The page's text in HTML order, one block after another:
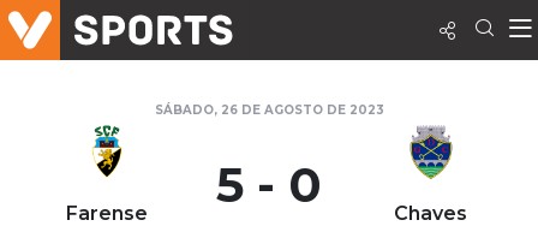
SÁBADO, 26 DE AGOSTO DE 2023
Farense 5 - 0 Chaves